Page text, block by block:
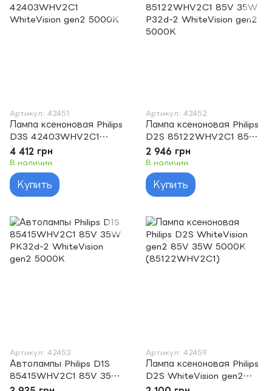
Артикул: 42451
Лампа ксеноновая Philips
D3S 42403WHV2C1
WhiteVision gen2 5000K
4 412 грн
В наличии
Купить
Артикул: 42452
Лампа ксеноновая Philips
D2S 85122WHV2C1 85V
35W P32d-2 WhiteVision
gen2 5000K
2 946 грн
В наличии
Купить
Артикул: 42453
Автолампы Philips D1S
85415WHV2C1 85V 35W
PK32d-2 WhiteVision
Артикул: 42459
Лампа ксеноновая Philips
D2S WhiteVision gen2
85V 35W 5000K